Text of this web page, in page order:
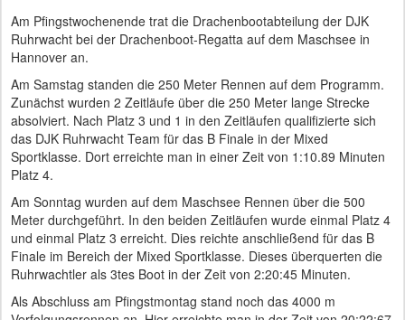
Am Pfingstwochenende trat die Drachenbootabteilung der DJK
Ruhrwacht bei der Drachenboot-Regatta auf dem Maschsee in
Hannover an.
Am Samstag standen die 250 Meter Rennen auf dem Programm.
Zunächst wurden 2 Zeitläufe über die 250 Meter lange Strecke
absolviert. Nach Platz 3 und 1 in den Zeitläufen qualifizierte sich
das DJK Ruhrwacht Team für das B Finale in der Mixed
Sportklasse. Dort erreichte man in einer Zeit von 1:10.89 Minuten
Platz 4.
Am Sonntag wurden auf dem Maschsee Rennen über die 500
Meter durchgeführt. In den beiden Zeitläufen wurde einmal Platz 4
und einmal Platz 3 erreicht. Dies reichte anschließend für das B
Finale im Bereich der Mixed Sportklasse. Dieses überquerten die
Ruhrwachtler als 3tes Boot in der Zeit von 2:20:45 Minuten.
Als Abschluss am Pfingstmontag stand noch das 4000 m